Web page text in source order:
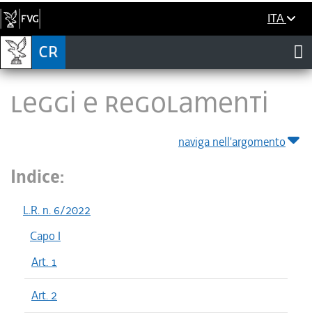
ITA
LEGGI E REGOLAMENTI
naviga nell'argomento
Indice:
L.R. n. 6/2022
Capo I
Art. 1
Art. 2